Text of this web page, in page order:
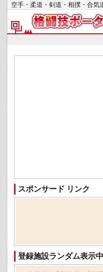
空手・柔道・剣道・相撲・合
スポンサード リンク
登録施設ランダム表示中